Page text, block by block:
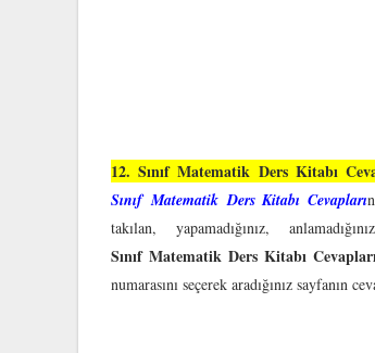
12. Sınıf Matematik Ders Kitabı
SınıfMatematikDers Kitabı Cevapları
takılan, yapamadığınız,
Sınıf Matematik Ders Kitabı
numarasını seçerek aradığınız sayfanın